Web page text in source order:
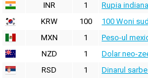
INR
1 Rupia indiana
KRW
100 100 Woni
MXN
1 Peso-ul
NZD
1 Dolar neo-
RSD
1 Dinarul